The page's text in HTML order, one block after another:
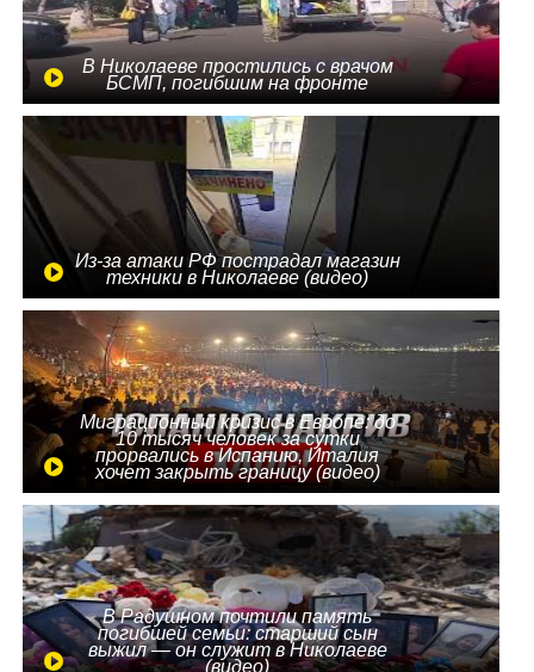
В Николаеве простились с врачом
БСМП, погибшим на фронте
Из-за атаки РФ пострадал магазин
техники в Николаеве (видео)
Миграционный кризис в Европе: до
10 тысяч человек за сутки
прорвались в Испанию, Италия
хочет закрыть границу (видео)
В Радушном почтили память
погибшей семьи: старший сын
выжил — он служит в Николаеве
(видео)